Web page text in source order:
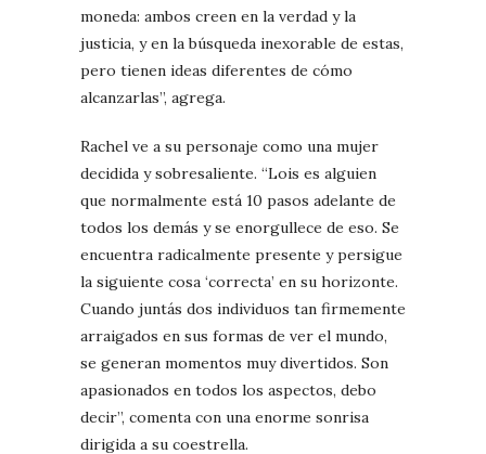
moneda: ambos creen en la verdad y la
justicia, y en la búsqueda inexorable de estas,
pero tienen ideas diferentes de cómo
alcanzarlas”, agrega.
Rachel ve a su personaje como una mujer
decidida y sobresaliente. “Lois es alguien
que normalmente está 10 pasos adelante de
todos los demás y se enorgullece de eso. Se
encuentra radicalmente presente y persigue
la siguiente cosa ‘correcta’ en su horizonte.
Cuando juntás dos individuos tan firmemente
arraigados en sus formas de ver el mundo,
se generan momentos muy divertidos. Son
apasionados en todos los aspectos, debo
decir”, comenta con una enorme sonrisa
dirigida a su coestrella.